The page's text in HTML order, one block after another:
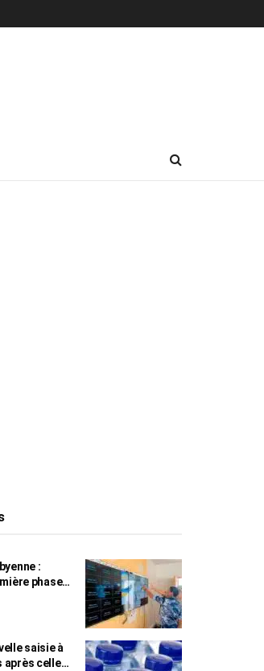
:
phase
sur
saisie à
après celle